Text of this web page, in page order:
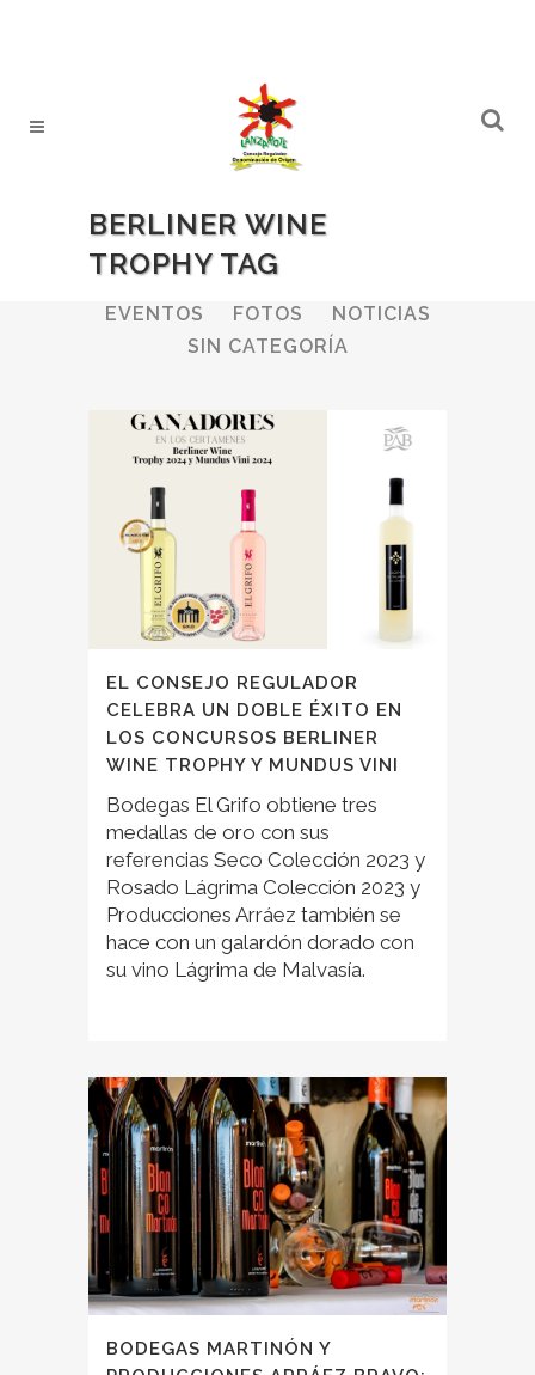
BERLINER WINE
TROPHY TAG
ALL BODEGAS
EVENTOS
FOTOS
NOTICIAS
SIN CATEGORÍA
EL CONSEJO REGULADOR
CELEBRA UN DOBLE ÉXITO EN
LOS CONCURSOS BERLINER
WINE TROPHY Y MUNDUS VINI
Bodegas El Grifo obtiene tres
medallas de oro con sus
referencias Seco Colección 2023 y
Rosado Lágrima Colección 2023 y
Producciones Arráez también se
hace con un galardón dorado con
su vino Lágrima de Malvasía.
BODEGAS MARTINÓN Y